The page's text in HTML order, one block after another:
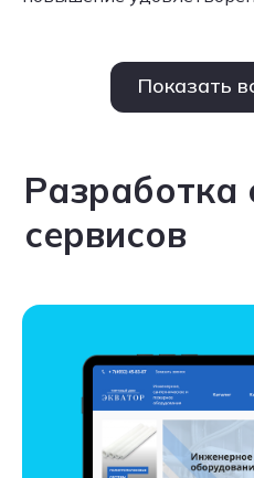
Показать
Разработка
сервисов
сервисов